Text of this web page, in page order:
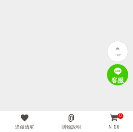
追蹤清單 購物說明
0
NT$ 0
TOP
客服